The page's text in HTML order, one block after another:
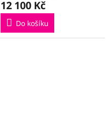
12 100 Kč
Do košíku